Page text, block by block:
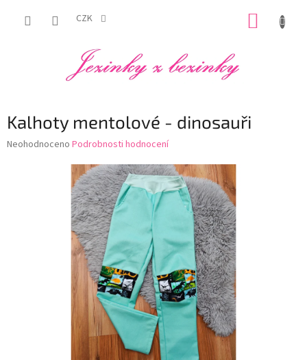
CZK
Kalhoty mentolové - dinosauři
Průměrné
Neohodnoceno Podrobnosti hodnocení